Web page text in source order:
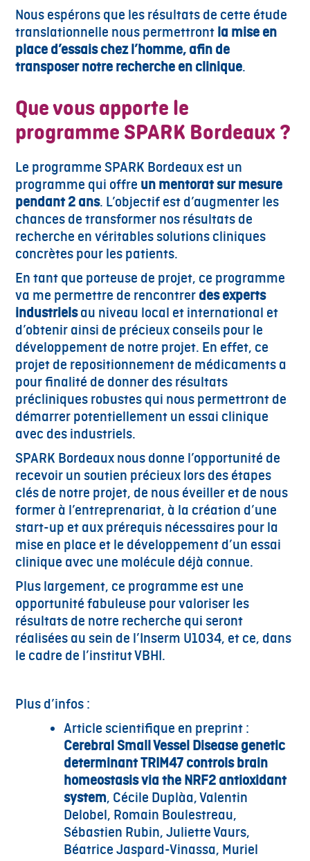
Nous espérons que les résultats de cette étude
translationnelle nous permettront la mise en
place d’essais chez l’homme, afin de
transposer notre recherche en clinique.
Que vous apporte le
programme SPARK Bordeaux ?
Le programme SPARK Bordeaux est un
programme qui offre un mentorat sur mesure
pendant 2 ans. L’objectif est d’augmenter les
chances de transformer nos résultats de
recherche en véritables solutions cliniques
concrètes pour les patients.
En tant que porteuse de projet, ce programme
va me permettre de rencontrer desexperts
industrielsau niveau local et international et
d’obtenir ainsi de précieux conseils pour le
développement de notre projet. En effet, ce
projet de repositionnement de médicaments a
pour finalité de donner des résultats
précliniques robustes qui nous permettront de
démarrer potentiellement un essai clinique
avec des industriels.
SPARK Bordeaux nous donne l’opportunité de
recevoir un soutien précieux lors des étapes
clés de notre projet, de nous éveiller et de nous
former à l’entreprenariat, à la création d’une
start-up et aux prérequis nécessaires pour la
mise en place et le développement d’un essai
clinique avec une molécule déjà connue.
Plus largement, ce programme est une
opportunité fabuleuse pour valoriser les
résultats de notre recherche qui seront
réalisées au sein de l’Inserm U1034, et ce, dans
le cadre de l’institut VBHI.
Plus d’infos :
Article scientifique en preprint :
Cerebral Small Vessel Disease genetic
determinant TRIM47 controls brain
homeostasis via the NRF2 antioxidant
system, Cécile Duplàa, Valentin
Delobel, Romain Boulestreau,
Sébastien Rubin, Juliette Vaurs,
Béatrice Jaspard-Vinassa, Muriel